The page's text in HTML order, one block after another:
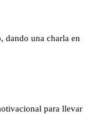
para llevar